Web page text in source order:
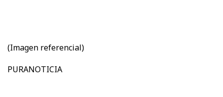
(Imagen referencial)
PURANOTICIA